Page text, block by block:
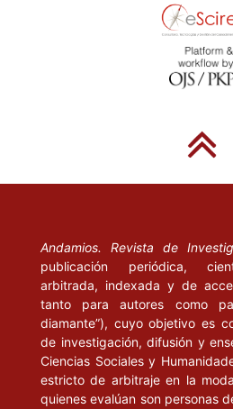
Andamios. Revista de
publicación periódica,
arbitrada, indexada y de
tanto para autores como
diamante”), cuyo objetivo es
de investigación, difusión y
Ciencias Sociales y
estricto de arbitraje en la
quienes evalúan son personas